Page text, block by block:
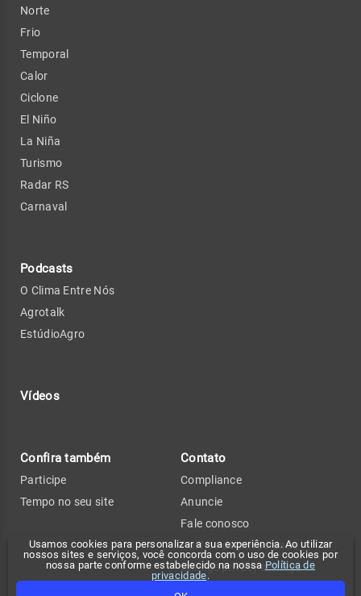
Usamos cookies para personalizar a sua experiência. Ao utilizar
nossos sites e serviços, você concorda com o uso de cookies por
nossa parte conforme estabelecido na nossa Política de
privacidade.
Norte
Frio
Temporal
Calor
Ciclone
El Niño
La Niña
Turismo
Radar RS
Carnaval
Podcasts
O Clima Entre Nós
Agrotalk
EstúdioAgro
Vídeos
Confira também
Participe
Tempo no seu site
Contato
Compliance
Anuncie
Fale conosco
Política de privacidade
Change privacy settings